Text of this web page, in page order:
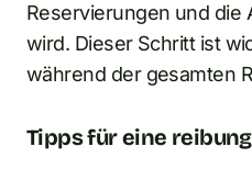
Reservierungen und die
wird. Dieser Schritt ist
während der gesamten
Tipps für eine